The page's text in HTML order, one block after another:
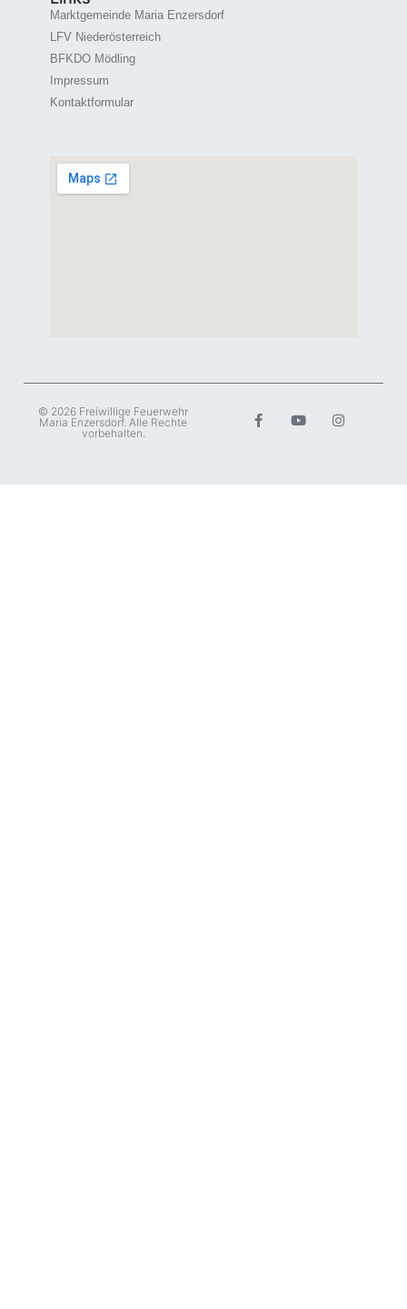
Marktgemeinde Maria Enzersdorf
LFV Niederösterreich
BFKDO Mödling
Impressum
Kontaktformular
© 2026 Freiwillige Feuerwehr
Maria Enzersdorf. Alle Rechte
vorbehalten.